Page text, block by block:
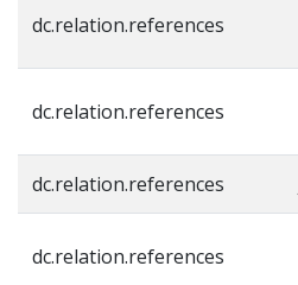
dc.relation.references
dc.relation.references
dc.relation.references
dc.relation.references